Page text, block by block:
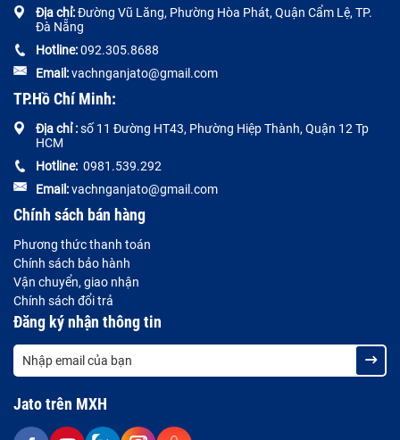
Địa chỉ:Đường Vũ Lăng, Phường Hòa Phát, Quận Cẩm Lệ, TP.
Đà Nẵng
Hotline:092.305.8688
Email:vachnganjato@gmail.com
TP.Hồ Chí Minh:
Địa chỉ :số 11 Đường HT43, Phường Hiệp Thành, Quận 12 Tp
HCM
Hotline: 0981.539.292
Email:vachnganjato@gmail.com
Chính sách bán hàng
Phương thức thanh toán
Chính sách bảo hành
Vận chuyển, giao nhận
Chính sách đổi trả
Đăng ký nhận thông tin
Jato trên MXH